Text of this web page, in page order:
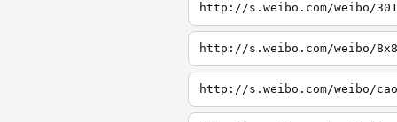
http://s.weibo.com/weibo/301
http://s.weibo.com/weibo/8x8
http://s.weibo.com/weibo/cao